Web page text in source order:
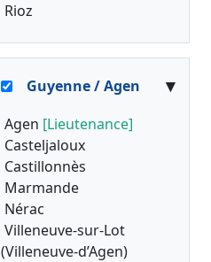
Rioz
Guyenne / Agen ▾
Agen [Lieutenance]
Casteljaloux
Castillonnès
Marmande
Nérac
Villeneuve-sur-Lot
(Villeneuve-d’Agen)